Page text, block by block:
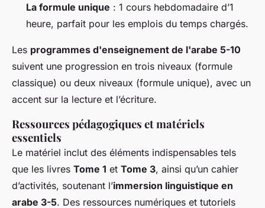
La formule unique : 1 cours hebdomadaire d’1
heure, parfait pour les emplois du temps chargés.
Les programmes d'enseignement de l'arabe 5-10
suivent une progression en trois niveaux (formule
classique) ou deux niveaux (formule unique), avec un
accent sur la lecture et l’écriture.
Ressources pédagogiques et matériels
essentiels
Le matériel inclut des éléments indispensables tels
que les livres Tome 1 et Tome 3, ainsi qu’un cahier
d’activités, soutenant l’immersion linguistique en
arabe 3-5. Des ressources numériques et tutoriels